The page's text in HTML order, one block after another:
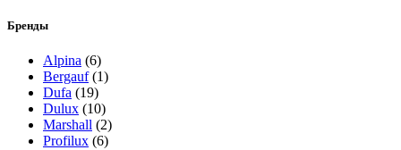
Бренды
Alpina (6)
Bergauf (1)
Dufa (19)
Dulux (10)
Marshall (2)
Profilux (6)